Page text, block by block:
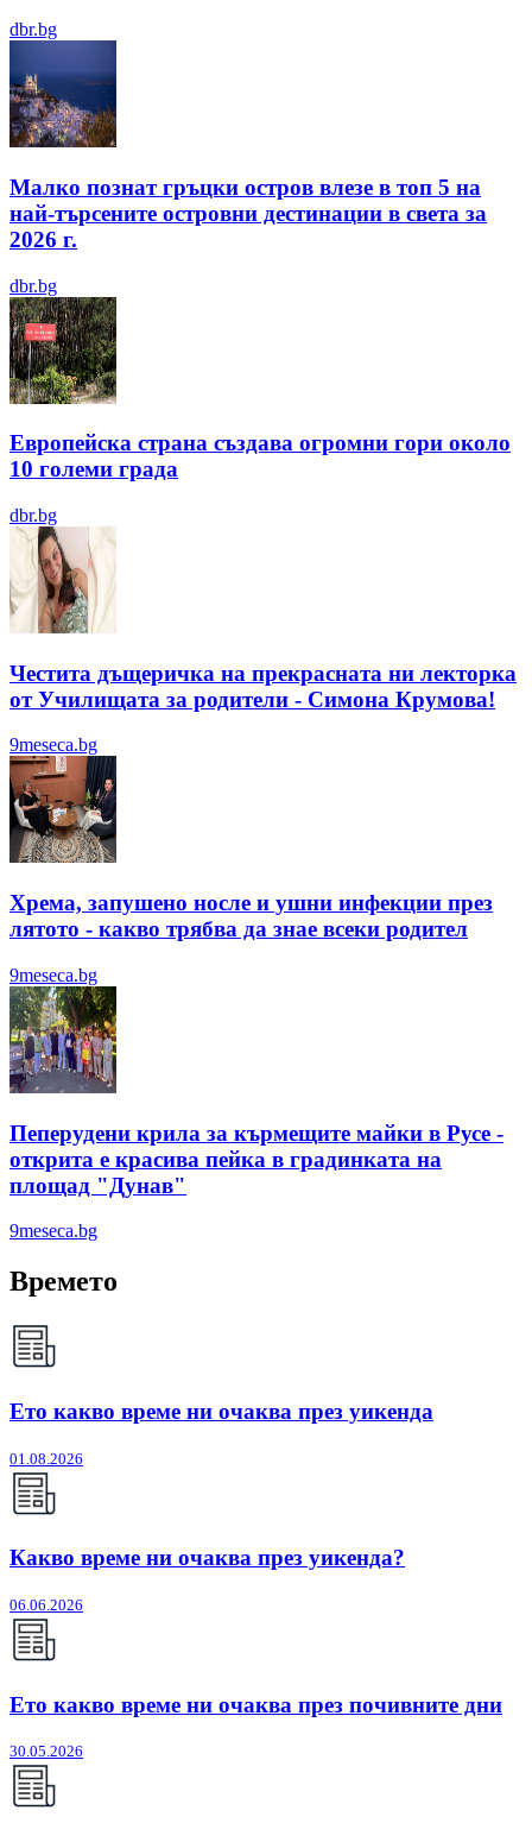
dbr.bg
Малко познат гръцки остров влезе в топ 5 на
най-търсените островни дестинации в света за
2026 г.
dbr.bg
Европейска страна създава огромни гори около
10 големи града
dbr.bg
Честита дъщеричка на прекрасната ни лекторка
от Училищата за родители - Симона Крумова!
9meseca.bg
Хрема, запушено носле и ушни инфекции през
лятотo - какво трябва да знае всеки родител
9meseca.bg
Пеперудени крила за кърмещите майки в Русе -
открита е красива пейка в градинката на
площад "Дунав"
9meseca.bg
Времето
Ето какво време ни очаква през уикенда
01.08.2026
Какво време ни очаква през уикенда?
06.06.2026
Ето какво време ни очаква през почивните дни
30.05.2026